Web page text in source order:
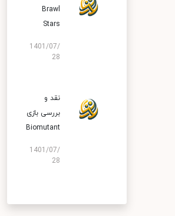
Brawl
Stars
1401/07/
28
نقد و
بررسی بازی
Biomutant
1401/07/
28